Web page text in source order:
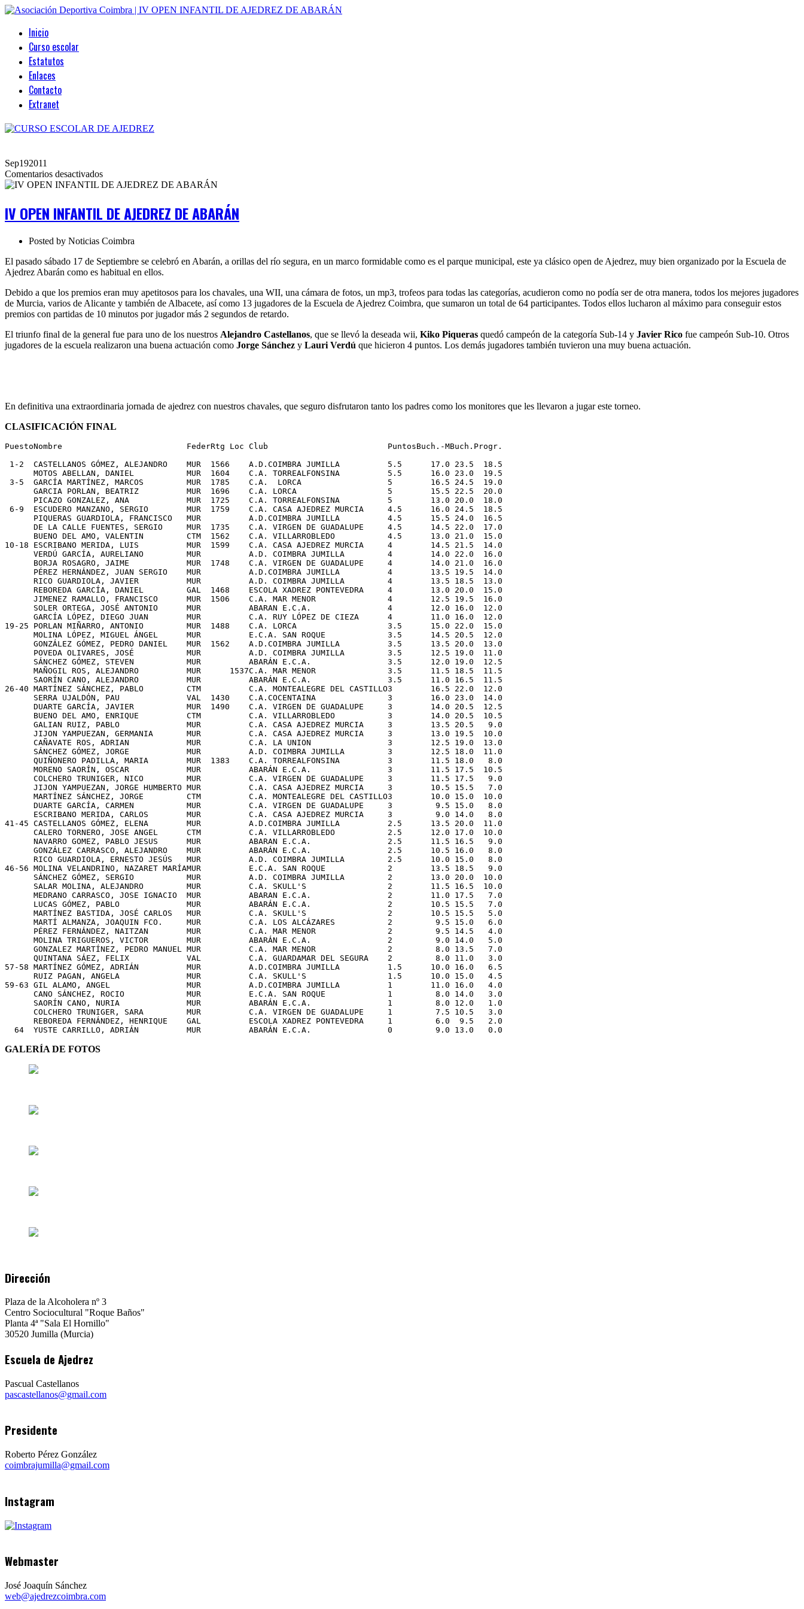
Inicio
Curso escolar
Estatutos
Enlaces
Contacto
Extranet
Sep192011
Comentarios desactivadosen
IV
DE
DE
IV OPEN INFANTIL DE AJEDREZ DE ABARÁN
Posted by Noticias Coimbra
El pasado sábado 17 de Septiembre se celebró en Abarán, a orillas del río segura, en un marco formidable como es el parque municipal, este ya clásico open de Ajedrez, muy bien organizado por la Escuela de
Ajedrez Abarán como es habitual en ellos.
Debido a que los premios eran muy apetitosos para los chavales, una WII, una cámara de fotos, un mp3, trofeos para todas las categorías, acudieron como no podía ser de otra manera, todos los mejores jugadores
de Murcia, varios de Alicante y también de Albacete, así como 13 jugadores de la Escuela de Ajedrez Coimbra, que sumaron un total de 64 participantes. Todos ellos lucharon al máximo para conseguir estos
premios con partidas de 10 minutos por jugador más 2 segundos de retardo.
El triunfo final de la general fue para uno de los nuestros Alejandro Castellanos, que se llevó la deseada wii, Kiko Piqueras quedó campeón de la categoría Sub-14 y Javier Rico fue campeón Sub-10. Otros
jugadores de la escuela realizaron una buena actuación como Jorge Sánchez y Lauri Verdú que hicieron 4 puntos. Los demás jugadores también tuvieron una muy buena actuación.
En definitiva una extraordinaria jornada de ajedrez con nuestros chavales, que seguro disfrutaron tanto los padres como los monitores que les llevaron a jugar este torneo.
CLASIFICACIÓN FINAL
PuestoNombre                          FederRtg Loc Club                         PuntosBuch.-MBuch.Progr.
1-2  CASTELLANOS GÓMEZ, ALEJANDRO    MUR  1566    A.D.COIMBRA JUMILLA          5.5      17.0 23.5  18.5
      MOTOS ABELLAN, DANIEL           MUR  1604    C.A. TORREALFONSINA          5.5      16.0 23.0  19.5
3-5  GARCÍA MARTÍNEZ, MARCOS         MUR  1785    C.A.  LORCA                  5        16.5 24.5  19.0
      GARCIA PORLAN, BEATRIZ          MUR  1696    C.A. LORCA                   5        15.5 22.5  20.0
      PICAZO GONZALEZ, ANA            MUR  1725    C.A. TORREALFONSINA          5        13.0 20.0  18.0
6-9  ESCUDERO MANZANO, SERGIO        MUR  1759    C.A. CASA AJEDREZ MURCIA     4.5      16.0 24.5  18.5
      PIQUERAS GUARDIOLA, FRANCISCO   MUR          A.D.COIMBRA JUMILLA          4.5      15.5 24.0  16.5
      DE LA CALLE FUENTES, SERGIO     MUR  1735    C.A. VIRGEN DE GUADALUPE     4.5      14.5 22.0  17.0
      BUENO DEL AMO, VALENTIN         CTM  1562    C.A. VILLARROBLEDO           4.5      13.0 21.0  15.0
10-18 ESCRIBANO MERIDA, LUIS          MUR  1599    C.A. CASA AJEDREZ MURCIA     4        14.5 21.5  14.0
      VERDÚ GARCÍA, AURELIANO         MUR          A.D. COIMBRA JUMILLA         4        14.0 22.0  16.0
      BORJA ROSAGRO, JAIME            MUR  1748    C.A. VIRGEN DE GUADALUPE     4        14.0 21.0  16.0
      PÉREZ HERNÁNDEZ, JUAN SERGIO    MUR          A.D.COIMBRA JUMILLA          4        13.5 19.5  14.0
      RICO GUARDIOLA, JAVIER          MUR          A.D. COIMBRA JUMILLA         4        13.5 18.5  13.0
      REBOREDA GARCÍA, DANIEL         GAL  1468    ESCOLA XADREZ PONTEVEDRA     4        13.0 20.0  15.0
      JIMENEZ RAMALLO, FRANCISCO      MUR  1506    C.A. MAR MENOR               4        12.5 19.5  16.0
      SOLER ORTEGA, JOSÉ ANTONIO      MUR          ABARAN E.C.A.                4        12.0 16.0  12.0
      GARCÍA LÓPEZ, DIEGO JUAN        MUR          C.A. RUY LÓPEZ DE CIEZA      4        11.0 16.0  12.0
19-25 PORLAN MIÑARRO, ANTONIO         MUR  1488    C.A. LORCA                   3.5      15.0 22.0  15.0
      MOLINA LÓPEZ, MIGUEL ÁNGEL      MUR          E.C.A. SAN ROQUE             3.5      14.5 20.5  12.0
      GONZÁLEZ GÓMEZ, PEDRO DANIEL    MUR  1562    A.D.COIMBRA JUMILLA          3.5      13.5 20.0  13.0
      POVEDA OLIVARES, JOSÉ           MUR          A.D. COIMBRA JUMILLA         3.5      12.5 19.0  11.0
      SÁNCHEZ GÓMEZ, STEVEN           MUR          ABARÁN E.C.A.                3.5      12.0 19.0  12.5
      MAÑOGIL ROS, ALEJANDRO          MUR      1537C.A. MAR MENOR               3.5      11.5 18.5  11.5
      SAORÍN CANO, ALEJANDRO          MUR          ABARÁN E.C.A.                3.5      11.0 16.5  11.5
26-40 MARTÍNEZ SÁNCHEZ, PABLO         CTM          C.A. MONTEALEGRE DEL CASTILLO3        16.5 22.0  12.0
      SERRA UJALDÓN, PAU              VAL  1430    C.A.COCENTAINA               3        16.0 23.0  14.0
      DUARTE GARCÍA, JAVIER           MUR  1490    C.A. VIRGEN DE GUADALUPE     3        14.0 20.5  12.5
      BUENO DEL AMO, ENRIQUE          CTM          C.A. VILLARROBLEDO           3        14.0 20.5  10.5
      GALIAN RUIZ, PABLO              MUR          C.A. CASA AJEDREZ MURCIA     3        13.5 20.5   9.0
      JIJON YAMPUEZAN, GERMANIA       MUR          C.A. CASA AJEDREZ MURCIA     3        13.0 19.5  10.0
      CAÑAVATE ROS, ADRIAN            MUR          C.A. LA UNION                3        12.5 19.0  13.0
      SÁNCHEZ GÓMEZ, JORGE            MUR          A.D. COIMBRA JUMILLA         3        12.5 18.0  11.0
      QUIÑONERO PADILLA, MARIA        MUR  1383    C.A. TORREALFONSINA          3        11.5 18.0   8.0
      MORENO SAORÍN, OSCAR            MUR          ABARÁN E.C.A.                3        11.5 17.5  10.5
      COLCHERO TRUNIGER, NICO         MUR          C.A. VIRGEN DE GUADALUPE     3        11.5 17.5   9.0
      JIJON YAMPUEZAN, JORGE HUMBERTO MUR          C.A. CASA AJEDREZ MURCIA     3        10.5 15.5   7.0
      MARTÍNEZ SÁNCHEZ, JORGE         CTM          C.A. MONTEALEGRE DEL CASTILLO3        10.0 15.0  10.0
      DUARTE GARCÍA, CARMEN           MUR          C.A. VIRGEN DE GUADALUPE     3         9.5 15.0   8.0
      ESCRIBANO MERIDA, CARLOS        MUR          C.A. CASA AJEDREZ MURCIA     3         9.0 14.0   8.0
41-45 CASTELLANOS GÓMEZ, ELENA        MUR          A.D.COIMBRA JUMILLA          2.5      13.5 20.0  11.0
      CALERO TORNERO, JOSE ANGEL      CTM          C.A. VILLARROBLEDO           2.5      12.0 17.0  10.0
      NAVARRO GOMEZ, PABLO JESUS      MUR          ABARAN E.C.A.                2.5      11.5 16.5   9.0
      GONZÁLEZ CARRASCO, ALEJANDRO    MUR          ABARÁN E.C.A.                2.5      10.5 16.0   8.0
      RICO GUARDIOLA, ERNESTO JESÚS   MUR          A.D. COIMBRA JUMILLA         2.5      10.0 15.0   8.0
46-56 MOLINA VELANDRINO, NAZARET MARÍAMUR          E.C.A. SAN ROQUE             2        13.5 18.5   9.0
      SÁNCHEZ GÓMEZ, SERGIO           MUR          A.D. COIMBRA JUMILLA         2        13.0 20.0  10.0
      SALAR MOLINA, ALEJANDRO         MUR          C.A. SKULL'S                 2        11.5 16.5  10.0
      MEDRANO CARRASCO, JOSE IGNACIO  MUR          ABARAN E.C.A.                2        11.0 17.5   7.0
      LUCAS GÓMEZ, PABLO              MUR          ABARÁN E.C.A.                2        10.5 15.5   7.0
      MARTÍNEZ BASTIDA, JOSÉ CARLOS   MUR          C.A. SKULL'S                 2        10.5 15.5   5.0
      MARTÍ ALMANZA, JOAQUIN FCO.     MUR          C.A. LOS ALCÁZARES           2         9.5 15.0   6.0
      PÉREZ FERNÁNDEZ, NAITZAN        MUR          C.A. MAR MENOR               2         9.5 14.5   4.0
      MOLINA TRIGUEROS, VICTOR        MUR          ABARÁN E.C.A.                2         9.0 14.0   5.0
      GONZALEZ MARTÍNEZ, PEDRO MANUEL MUR          C.A. MAR MENOR               2         8.0 13.5   7.0
      QUINTANA SÁEZ, FELIX            VAL          C.A. GUARDAMAR DEL SEGURA    2         8.0 11.0   3.0
57-58 MARTÍNEZ GÓMEZ, ADRIÁN          MUR          A.D.COIMBRA JUMILLA          1.5      10.0 16.0   6.5
      RUIZ PAGAN, ANGELA              MUR          C.A. SKULL'S                 1.5      10.0 15.0   4.5
59-63 GIL ALAMO, ANGEL                MUR          A.D.COIMBRA JUMILLA          1        11.0 16.0   4.0
      CANO SÁNCHEZ, ROCIO             MUR          E.C.A. SAN ROQUE             1         8.0 14.0   3.0
      SAORÍN CANO, NURIA              MUR          ABARÁN E.C.A.                1         8.0 12.0   1.0
      COLCHERO TRUNIGER, SARA         MUR          C.A. VIRGEN DE GUADALUPE     1         7.5 10.5   3.0
      REBOREDA FERNÁNDEZ, HENRIQUE    GAL          ESCOLA XADREZ PONTEVEDRA     1         6.0  9.5   2.0
GALERÍA DE FOTOS
Dirección
Plaza de la Alcoholera nº 3
Centro Sociocultural "Roque Baños"
Planta 4ª "Sala El Hornillo"
30520 Jumilla (Murcia)
Escuela de Ajedrez
Pascual Castellanos
pascastellanos@gmail.com
Presidente
Roberto Pérez González
coimbrajumilla@gmail.com
Instagram
Webmaster
José Joaquín Sánchez
web@ajedrezcoimbra.com